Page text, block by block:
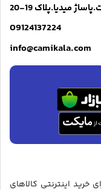
میدیا.پلاک 19-20
09124137224
info@camikala.com
خرید اینترنتی کالاهای